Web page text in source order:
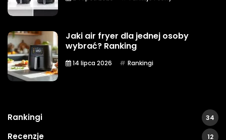
Jaki air fryer dla jednej osoby
wybrać? Ranking
14 lipca 2026 Rankingi
Rankingi 34
Recenzje 12